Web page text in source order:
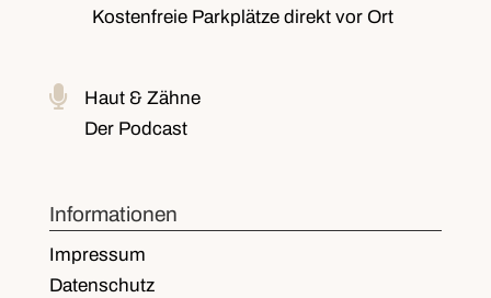
Kostenfreie Parkplätzedirekt vor Ort

Haut & Zähne
Der Podcast
Informationen
Impressum
Datenschutz